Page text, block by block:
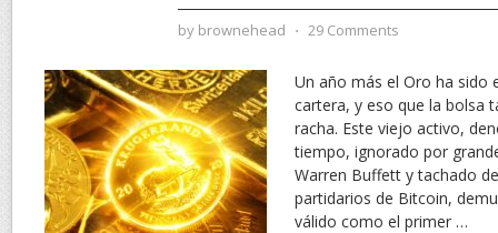
by brownehead ⋅ 29 Comments
Un año más el Oro ha sido
cartera, y eso que la bolsa
racha. Este viejo activo,
tiempo, ignorado por
Warren Buffett y tachado
partidarios de Bitcoin,
válido como el primer …